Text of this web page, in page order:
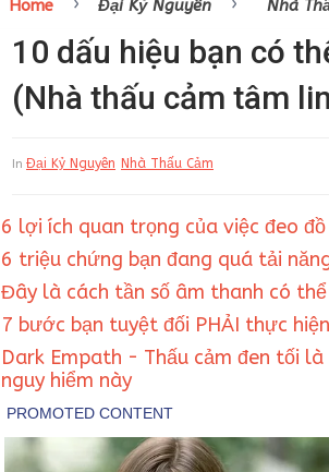
Home Đại Kỷ Nguyên Nhà
10 dấu hiệu bạn có
(Nhà thấu cảm tâm
In Đại Kỷ Nguyên Nhà Thấu Cảm
6 lợi ích quan trọng của việc đeo
6 triệu chứng bạn đang quá tải
Đây là cách tần số âm thanh có
7 bước bạn tuyệt đối PHẢI thực
Dark Empath - Thấu cảm đen tối
nguy hiểm này